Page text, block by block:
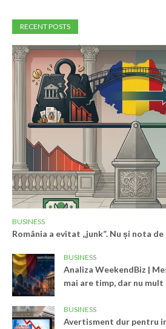
RECENT POSTS
BUSINESS
România a evitat „junk”. Nu și nota
BUSINESS
Analiza WeekendBiz |
mai are timp, dar nu mult
BUSINESS
Avertisment dur pentru